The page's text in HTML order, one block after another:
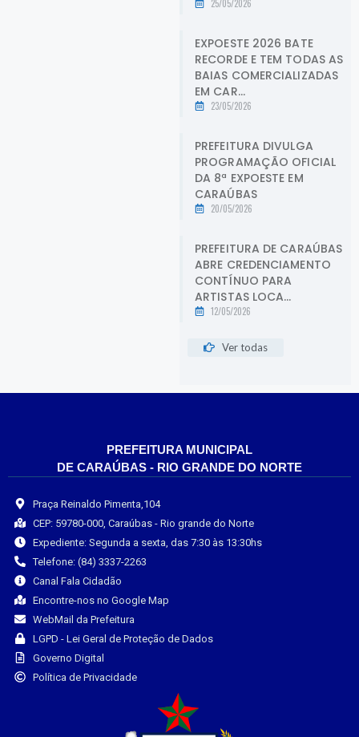
25/05/2026
EXPOESTE 2026 BATE
RECORDE E TEM TODAS AS
BAIAS COMERCIALIZADAS
EM CAR...
23/05/2026
PREFEITURA DIVULGA
PROGRAMAÇÃO OFICIAL
DA 8ª EXPOESTE EM
CARAÚBAS
20/05/2026
PREFEITURA DE CARAÚBAS
ABRE CREDENCIAMENTO
CONTÍNUO PARA
ARTISTAS LOCA...
12/05/2026
Ver todas
PREFEITURA MUNICIPAL
DE CARAÚBAS - RIO GRANDE DO NORTE
Praça Reinaldo Pimenta,104
CEP: 59780-000, Caraúbas - Rio grande do Norte
Expediente: Segunda a sexta, das 7:30 às 13:30hs
Telefone: (84) 3337-2263
Canal Fala Cidadão
Encontre-nos no Google Map
WebMail da Prefeitura
LGPD - Lei Geral de Proteção de Dados
Governo Digital
Política de Privacidade